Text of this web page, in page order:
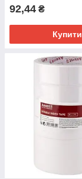
92,44 ₴
Купити